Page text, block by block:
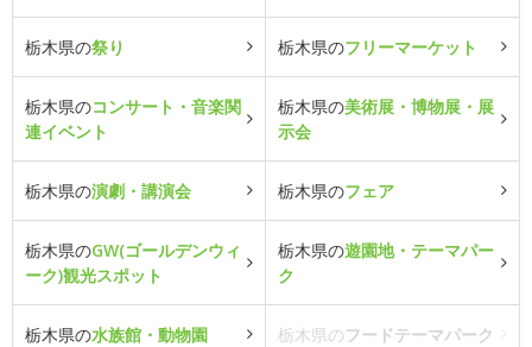
栃木県の祭り 栃木県のフリーマーケット
栃木県のコンサート・音楽関
連イベント
栃木県の美術展・博物展・展
示会
栃木県の演劇・講演会 栃木県のフェア
栃木県のGW(ゴールデンウィ
ーク)観光スポット
栃木県の遊園地・テーマパー
ク
栃木県の水族館・動物園 栃木県のフードテーマパーク